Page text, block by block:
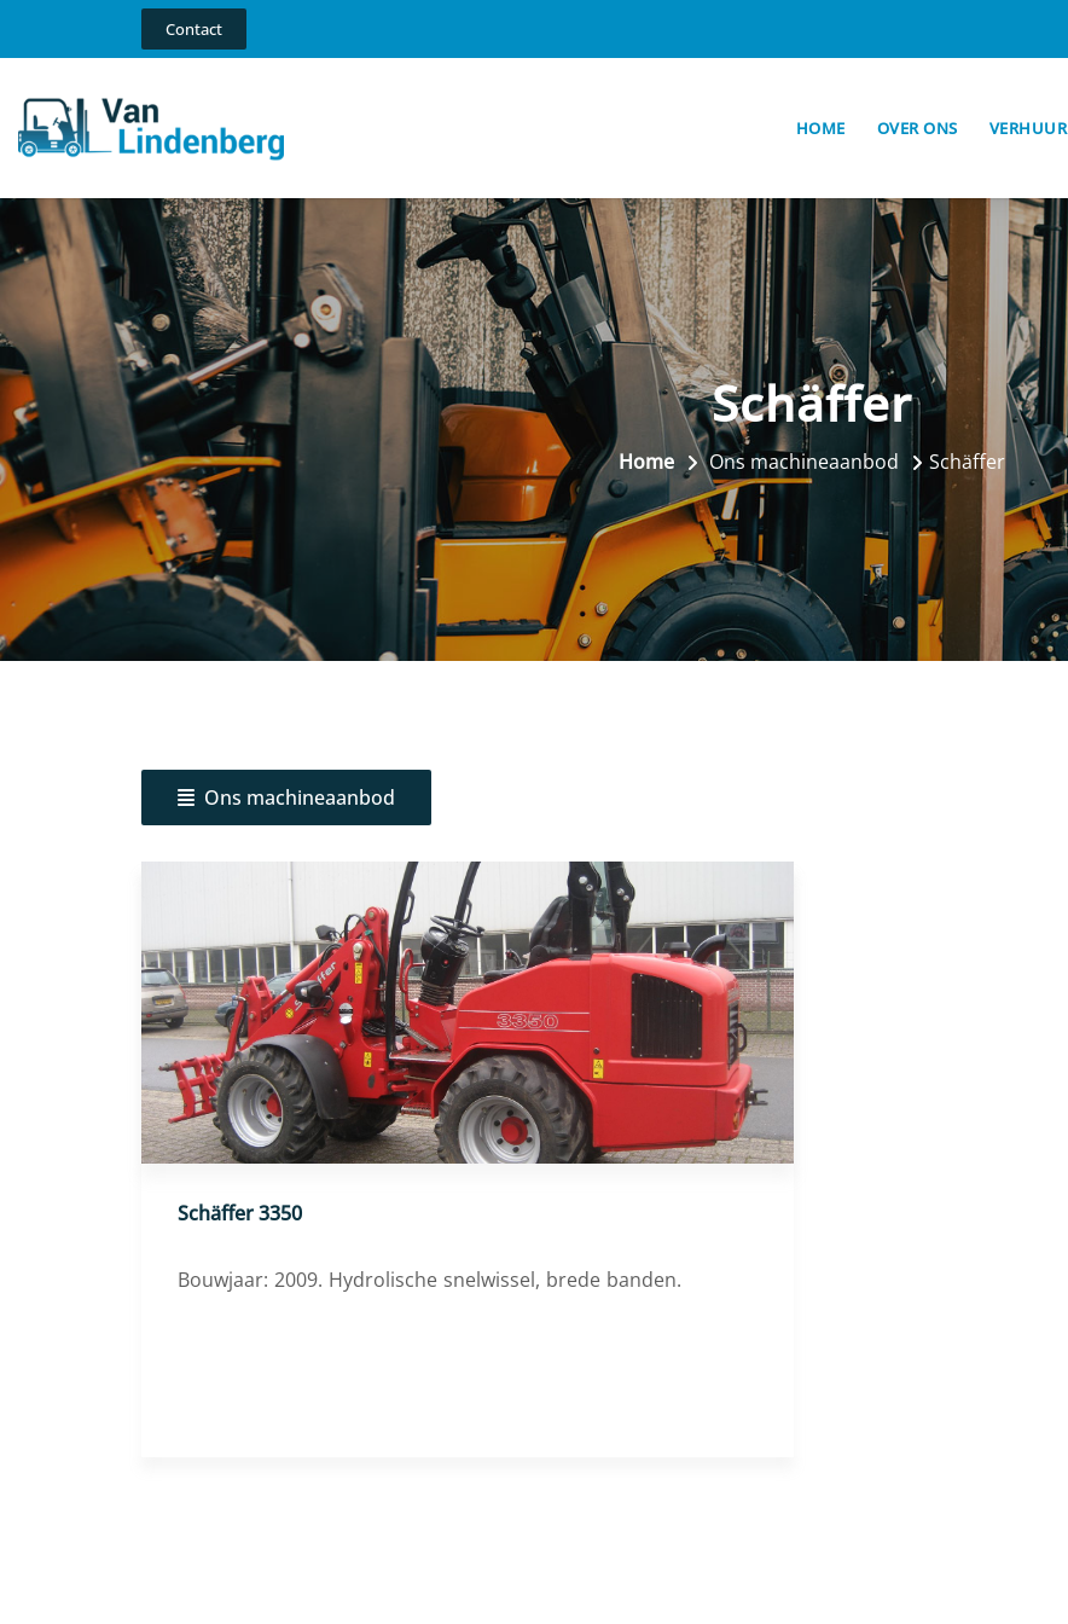
Contact
HOME OVER ONS VERHUUR
Schäffer
Home Ons machineaanbod Schäffer
Ons machineaanbod
Schäffer 3350
Bouwjaar: 2009. Hydrolische snelwissel, brede banden.